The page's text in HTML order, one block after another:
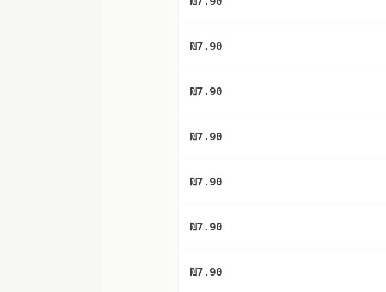
₪7.90
₪7.90
₪7.90
₪7.90
₪7.90
₪7.90